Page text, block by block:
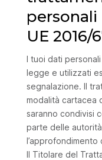
UE 2016/
I tuoi dati
legge e utilizzati
segnalazione. Il
modalità cartacea
saranno condivisi
parte delle
Il Titolare del